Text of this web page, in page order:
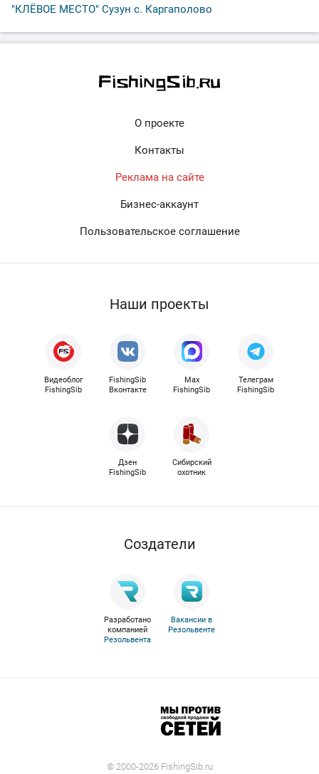
"КЛЁВОЕ МЕСТО" Сузун с. Каргаполово
О проекте
Контакты
Реклама на сайте
Бизнес-аккаунт
Пользовательское соглашение
Наши проекты
Видеоблог
FishingSib
FishingSib
Вконтакте
Max
FishingSib
Телеграм
FishingSib
Дзен
FishingSib
Сибирский
охотник
Cоздатели
Разработано
компанией
Резольвента
Вакансии в
Резольвенте
© 2000-2026 FishingSib.ru